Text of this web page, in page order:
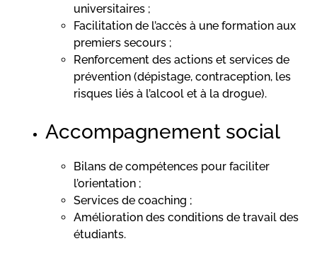
universitaires ;
Facilitation de l’accès à une formation aux
premiers secours ;
Renforcement des actions et services de
prévention (dépistage, contraception, les
risques liés à l’alcool et à la drogue).
Accompagnement social
Bilans de compétences pour faciliter
l’orientation ;
Services de coaching ;
Amélioration des conditions de travail des
étudiants.